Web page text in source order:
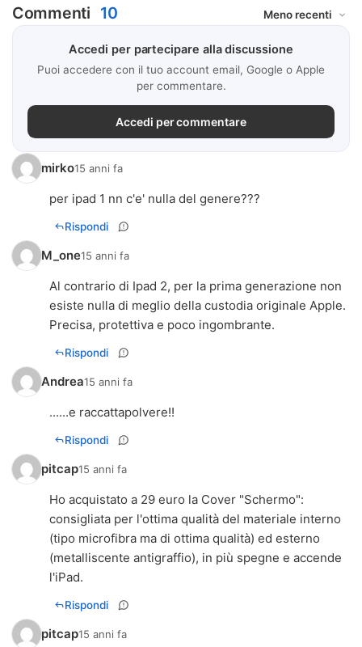
Commenti 10
Accedi per partecipare alla discussione
Puoi accedere con il tuo account email, Google o Apple
per commentare.
Accedi per commentare
mirko15 anni fa
per ipad 1 nn c'e' nulla del genere???
Rispondi
M_one15 anni fa
Al contrario di Ipad 2, per la prima generazione non
esiste nulla di meglio della custodia originale Apple.
Precisa, protettiva e poco ingombrante.
Rispondi
Andrea15 anni fa
......e raccattapolvere!!
Rispondi
pitcap15 anni fa
Ho acquistato a 29 euro la Cover "Schermo":
consigliata per l'ottima qualità del materiale interno
(tipo microfibra ma di ottima qualità) ed esterno
(metalliscente antigraffio), in più spegne e accende
l'iPad.
Rispondi
pitcap15 anni fa